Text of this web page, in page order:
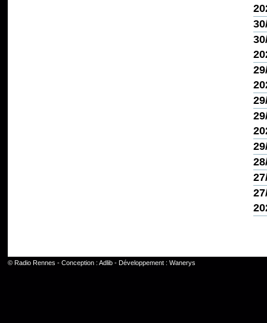
© Radio Rennes - Conception : Adlib- Développement : Wanerys